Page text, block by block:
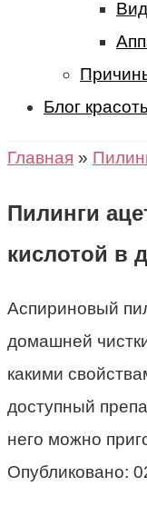
Блог
Главная »
Пилинги
кислотой в
Аспириновый
домашней
какими
доступный
него можно
Опубликовано: